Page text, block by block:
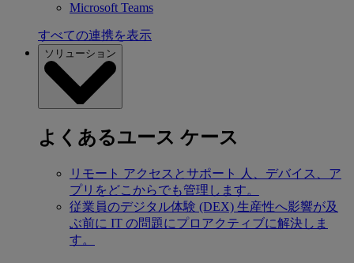
Microsoft Teams
すべての連携を表示
ソリューション
よくあるユース ケース
リモート アクセスとサポート
人、デバイス、ア
プリをどこからでも管理します。
従業員のデジタル体験 (DEX) 生産性へ影響が及
ぶ前に IT の問題にプロアクティブに解決しま
す。